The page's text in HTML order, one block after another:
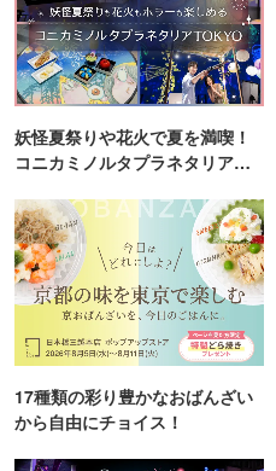
妖怪夏祭りや花火で夏を満喫！
コニカミノルタプラネタリア
17種類の彩り豊かなおばんざい
から自由にチョイス！